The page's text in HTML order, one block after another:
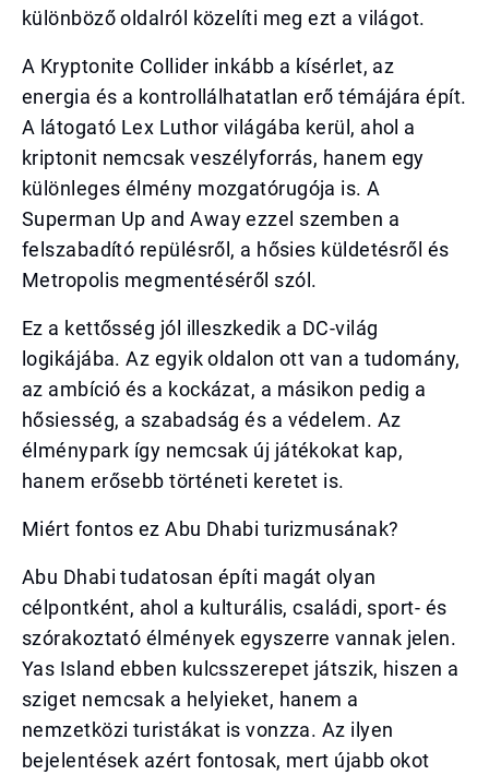
különböző oldalról közelíti meg ezt a világot.
A Kryptonite Collider inkább a kísérlet, az
energia és a kontrollálhatatlan erő témájára épít.
A látogató Lex Luthor világába kerül, ahol a
kriptonit nemcsak veszélyforrás, hanem egy
különleges élmény mozgatórugója is. A
Superman Up and Away ezzel szemben a
felszabadító repülésről, a hősies küldetésről és
Metropolis megmentéséről szól.
Ez a kettősség jól illeszkedik a DC-világ
logikájába. Az egyik oldalon ott van a tudomány,
az ambíció és a kockázat, a másikon pedig a
hősiesség, a szabadság és a védelem. Az
élménypark így nemcsak új játékokat kap,
hanem erősebb történeti keretet is.
Miért fontos ez Abu Dhabi turizmusának?
Abu Dhabi tudatosan építi magát olyan
célpontként, ahol a kulturális, családi, sport- és
szórakoztató élmények egyszerre vannak jelen.
Yas Island ebben kulcsszerepet játszik, hiszen a
sziget nemcsak a helyieket, hanem a
nemzetközi turistákat is vonzza. Az ilyen
bejelentések azért fontosak, mert újabb okot